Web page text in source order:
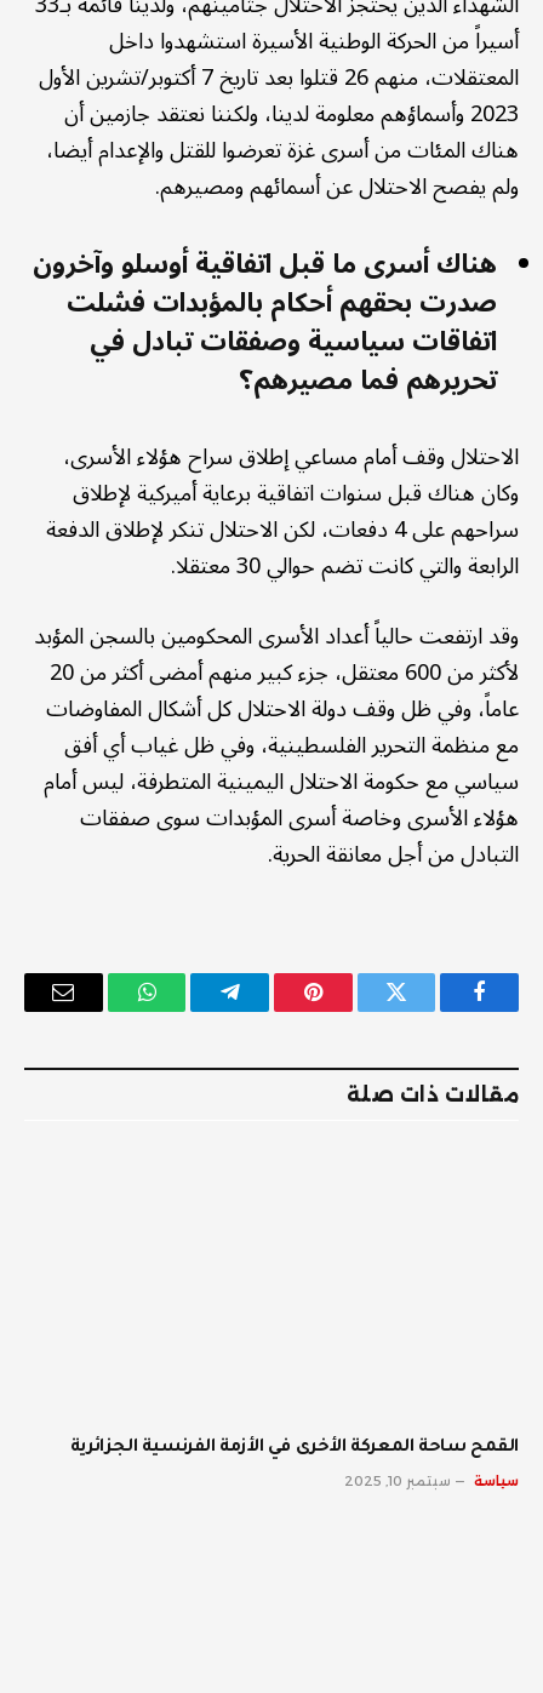
أسيراً من الحركة الوطنية الأسيرة استشهدوا داخل
المعتقلات، منهم 26 قتلوا بعد تاريخ 7 أكتوبر/تشرين الأول
2023 وأسماؤهم معلومة لدينا، ولكننا نعتقد جازمين أن
هناك المئات من أسرى غزة تعرضوا للقتل والإعدام أيضا،
ولم يفصح الاحتلال عن أسمائهم ومصيرهم.
هناك أسرى ما قبل اتفاقية أوسلو وآخرون
صدرت بحقهم أحكام بالمؤبدات فشلت
اتفاقات سياسية وصفقات تبادل في
تحريرهم فما مصيرهم؟
الاحتلال وقف أمام مساعي إطلاق سراح هؤلاء الأسرى،
وكان هناك قبل سنوات اتفاقية برعاية أميركية لإطلاق
سراحهم على 4 دفعات، لكن الاحتلال تنكر لإطلاق الدفعة
الرابعة والتي كانت تضم حوالي 30 معتقلا.
وقد ارتفعت حالياً أعداد الأسرى المحكومين بالسجن المؤبد
لأكثر من 600 معتقل، جزء كبير منهم أمضى أكثر من 20
عاماً، وفي ظل وقف دولة الاحتلال كل أشكال المفاوضات
مع منظمة التحرير الفلسطينية، وفي ظل غياب أي أفق
سياسي مع حكومة الاحتلال اليمينية المتطرفة، ليس أمام
هؤلاء الأسرى وخاصة أسرى المؤبدات سوى صفقات
التبادل من أجل معانقة الحرية.
فيسبوك تويتر بينتيريستتيلقرام واتساب
البريد
مقالات ذات صلة
القمح ساحة المعركة الأخرى في الأزمة الفرنسية الجزائرية
سياسة سبتمبر 10, 2025